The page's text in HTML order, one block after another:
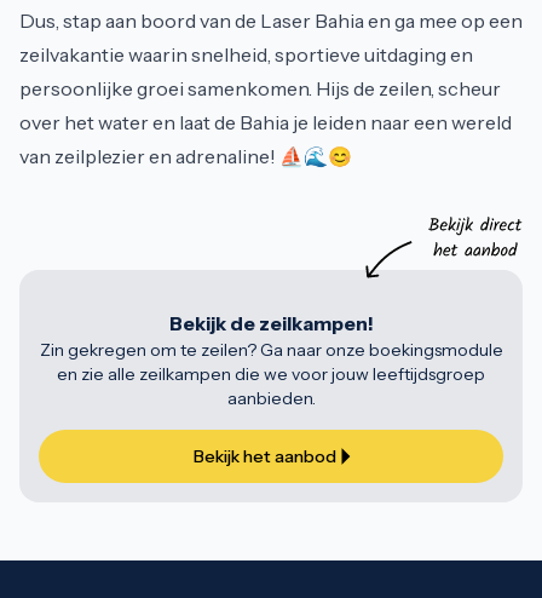
Dus, stap aan boord van de Laser Bahia en ga mee op een
zeilvakantie waarin snelheid, sportieve uitdaging en
persoonlijke groei samenkomen. Hijs de zeilen, scheur
over het water en laat de Bahia je leiden naar een wereld
van zeilplezier en adrenaline! ⛵🌊😊
Bekijk de zeilkampen!
Zin gekregen om te zeilen? Ga naar onze boekingsmodule
en zie alle zeilkampen die we voor jouw leeftijdsgroep
aanbieden.
Bekijk het aanbod